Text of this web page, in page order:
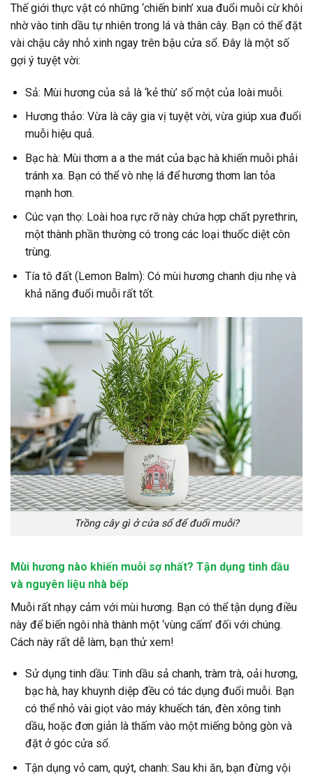
Thế giới thực vật có những ‘chiến binh’ xua đuổi muỗi cừ khôi
nhờ vào tinh dầu tự nhiên trong lá và thân cây. Bạn có thể đặt
vài chậu cây nhỏ xinh ngay trên bậu cửa sổ. Đây là một số
gợi ý tuyệt vời:
Sả: Mùi hương của sả là ‘kẻ thù’ số một của loài muỗi.
Hương thảo: Vừa là cây gia vị tuyệt vời, vừa giúp xua đuổi
muỗi hiệu quả.
Bạc hà: Mùi thơm a a the mát của bạc hà khiến muỗi phải
tránh xa. Bạn có thể vò nhẹ lá để hương thơm lan tỏa
mạnh hơn.
Cúc vạn thọ: Loài hoa rực rỡ này chứa hợp chất pyrethrin,
một thành phần thường có trong các loại thuốc diệt côn
trùng.
Tía tô đất (Lemon Balm): Có mùi hương chanh dịu nhẹ và
khả năng đuổi muỗi rất tốt.
Trồng cây gì ở cửa sổ để đuổi muỗi?
Mùi hương nào khiến muỗi sợ nhất? Tận dụng tinh dầu
và nguyên liệu nhà bếp
Muỗi rất nhạy cảm với mùi hương. Bạn có thể tận dụng điều
này để biến ngôi nhà thành một ‘vùng cấm’ đối với chúng.
Cách này rất dễ làm, bạn thử xem!
Sử dụng tinh dầu: Tinh dầu sả chanh, tràm trà, oải hương,
bạc hà, hay khuynh diệp đều có tác dụng đuổi muỗi. Bạn
có thể nhỏ vài giọt vào máy khuếch tán, đèn xông tinh
dầu, hoặc đơn giản là thấm vào một miếng bông gòn và
đặt ở góc cửa sổ.
Tận dụng vỏ cam, quýt, chanh: Sau khi ăn, bạn đừng vội